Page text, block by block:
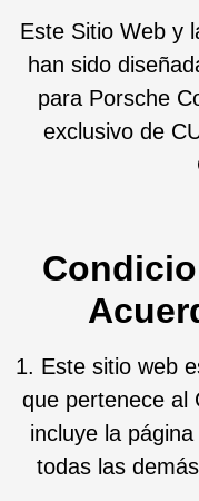
Este Sitio Web y
han sido
para Porsche
exclusivo de
1. Este sitio web
que pertenece al
incluye la
todas las